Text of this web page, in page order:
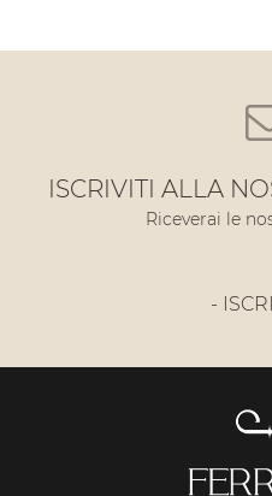
ISCRIVITI ALLA
Riceverai le
-